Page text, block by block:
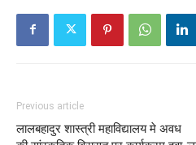
Previous article
लालबहादुर शास्त्री महाविद्यालय मे अवध